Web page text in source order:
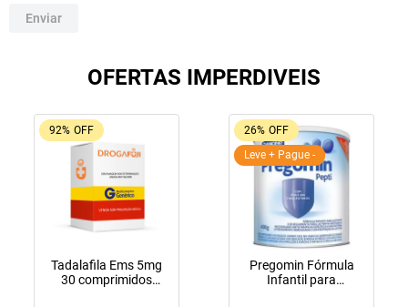
Enviar
OFERTAS IMPERDIVEIS
92% OFF
Tadalafila Ems 5mg
30 comprimidos
26% OFF
Leve + Pague -
Pregomin Fórmula
Infantil para